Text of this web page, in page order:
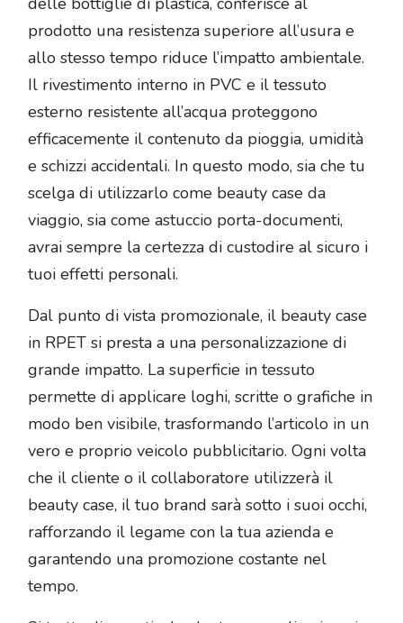
prodotto una resistenza superiore all’usura e
allo stesso tempo riduce l’impatto ambientale.
Il rivestimento interno in PVC e il tessuto
esterno resistente all’acqua proteggono
efficacemente il contenuto da pioggia, umidità
e schizzi accidentali. In questo modo, sia che tu
scelga di utilizzarlo come beauty case da
viaggio, sia come astuccio porta-documenti,
avrai sempre la certezza di custodire al sicuro i
tuoi effetti personali.
Dal punto di vista promozionale, il beauty case
in RPET si presta a una personalizzazione di
grande impatto. La superficie in tessuto
permette di applicare loghi, scritte o grafiche in
modo ben visibile, trasformando l’articolo in un
vero e proprio veicolo pubblicitario. Ogni volta
che il cliente o il collaboratore utilizzerà il
beauty case, il tuo brand sarà sotto i suoi occhi,
rafforzando il legame con la tua azienda e
garantendo una promozione costante nel
tempo.